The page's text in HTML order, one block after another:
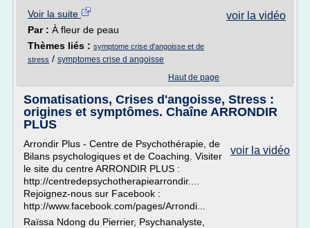
voir la vidéo
Voir la suite
Par : À fleur de peau
Thèmes liés : symptome crise d'angoisse et de
stress / symptomes crise d angoisse
Haut de page
Somatisations, Crises d'angoisse, Stress :
origines et symptômes. Chaîne ARRONDIR
PLUS
voir la vidéo
Arrondir Plus - Centre de Psychothérapie, de
Bilans psychologiques et de Coaching. Visiter
le site du centre ARRONDIR PLUS :
http://centredepsychotherapiearrondir....
Rejoignez-nous sur Facebook :
http://www.facebook.com/pages/Arrondi...
Raïssa Ndong du Pierrier, Psychanalyste,